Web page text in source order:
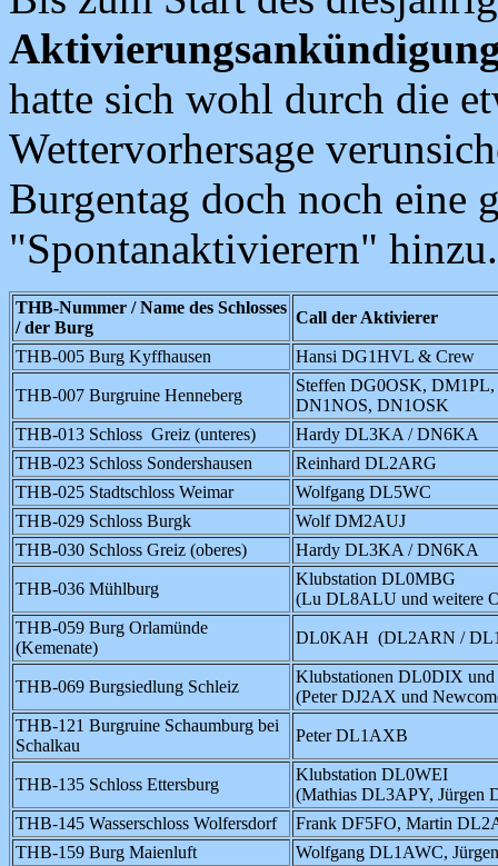
hatte sich wohl durch die
Wettervorhersage
Burgentag doch noch eine
"Spontanaktivierern" hinzu.
THB-Nummer / Name des Schlosses
/ der Burg
Call der Aktivierer
THB-005 Burg Kyffhausen Hansi DG1HVL & Crew
THB-007 Burgruine Henneberg
Steffen DG0OSK,
DN1NOS, DN1OSK
THB-013 Schloss Greiz (unteres)
Hardy DL3KA / DN6KA
THB-023 Schloss Sondershausen
Reinhard DL2ARG
THB-025 Stadtschloss Weimar
Wolfgang DL5WC
THB-029 Schloss Burgk
Wolf DM2AUJ
THB-030 Schloss Greiz (oberes)
Hardy DL3KA / DN6KA
THB-036 Mühlburg
Klubstation DL0MBG
(Lu DL8ALU und weitere
THB-059 Burg Orlamünde
(Kemenate)
DL0KAH (DL2ARN /
THB-069 Burgsiedlung Schleiz
Klubstationen DL0DIX
(Peter DJ2AX und
THB-121 Burgruine Schaumburg bei
Schalkau
Peter DL1AXB
THB-135 Schloss Ettersburg
Klubstation DL0WEI
(Mathias DL3APY, Jürgen
THB-145 Wasserschloss Wolfersdorf
Frank DF5FO, Martin
THB-159 Burg Maienluft
Wolfgang DL1AWC,